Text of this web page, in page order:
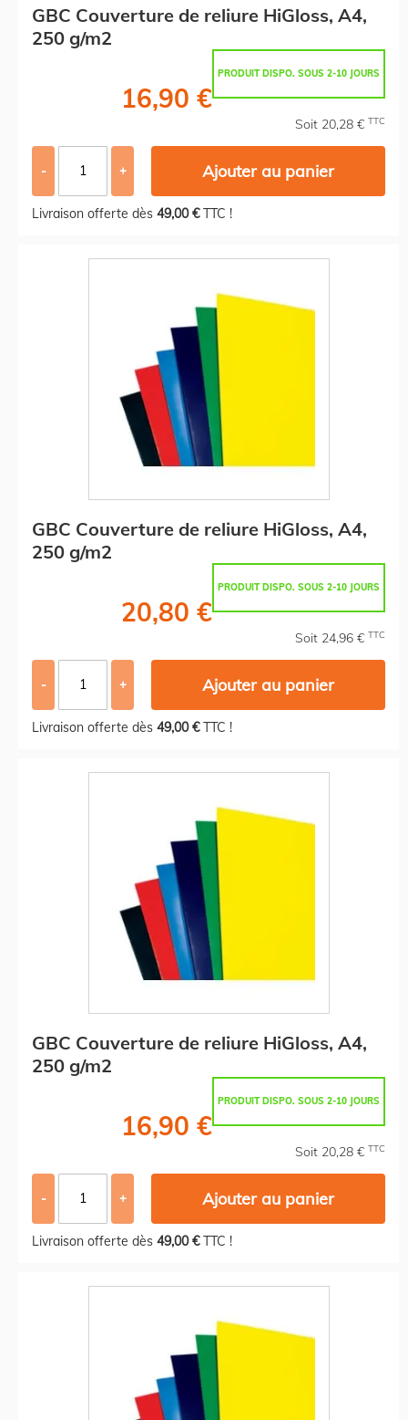
GBC Couverture de reliure HiGloss, A4,
250 g/m2
PRODUIT DISPO. SOUS 2-10 JOURS
16,90 €
Soit 20,28 € TTC
- + Ajouter au panier
Livraison offerte dès 49,00 €TTC !
GBC Couverture de reliure HiGloss, A4,
250 g/m2
PRODUIT DISPO. SOUS 2-10 JOURS
20,80 €
Soit 24,96 € TTC
- + Ajouter au panier
Livraison offerte dès 49,00 €TTC !
GBC Couverture de reliure HiGloss, A4,
250 g/m2
PRODUIT DISPO. SOUS 2-10 JOURS
16,90 €
Soit 20,28 € TTC
- + Ajouter au panier
Livraison offerte dès 49,00 €TTC !